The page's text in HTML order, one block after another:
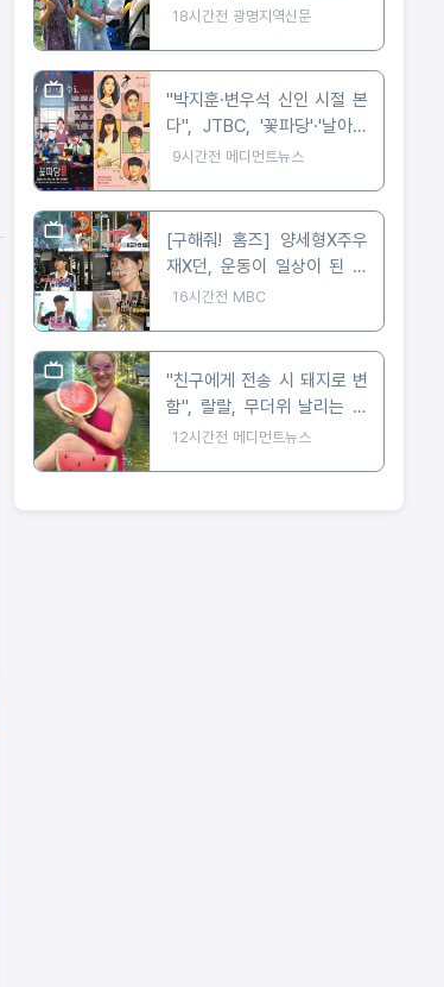
월 24일 개최
18시간전 광명지역신문
"박지훈·변우석 신인 시절 본
다", JTBC, '꽃파당'·'날아올
라라 나비' 잇따라 편성
9시간전 메디먼트뉴스
[구해줘! 홈즈] 양세형X주우
재X던, 운동이 일상이 된 사
람들은 어떻게 살까? '운동세
16시간전 MBC
"친구에게 전송 시 돼지로 변
함", 랄랄, 무더위 날리는 현
실 수영복 자태 공개
12시간전 메디먼트뉴스